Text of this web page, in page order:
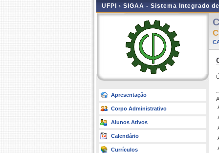
UFPI › SIGAA - Sistema Integrado
Apresentação
Corpo Administrativo
Alunos Ativos
Calendário
Currículos